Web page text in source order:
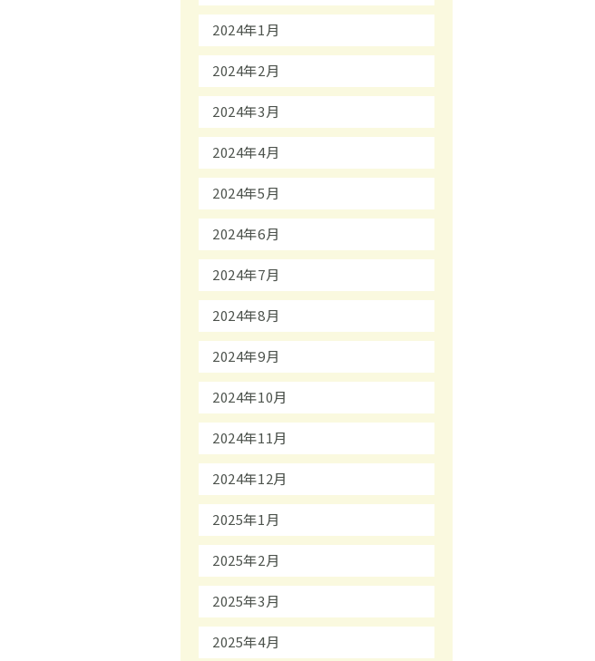
2024年1月
2024年2月
2024年3月
2024年4月
2024年5月
2024年6月
2024年7月
2024年8月
2024年9月
2024年10月
2024年11月
2024年12月
2025年1月
2025年2月
2025年3月
2025年4月